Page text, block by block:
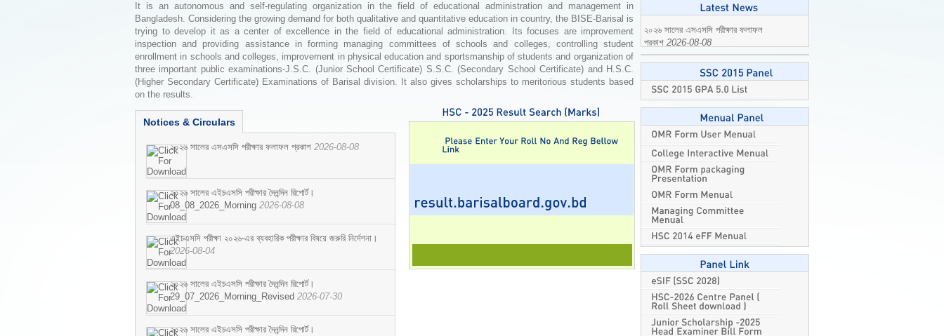
It is an autonomous and self-regulating organization in the field of educational administration and management in
Bangladesh. Considering the growing demand for both qualitative and quantitative education in country, the BISE-Barisal is
trying to develop it as a center of excellence in the field of educational administration. Its focuses are improvement
inspection and providing assistance in forming managing committees of schools and colleges, controlling student
enrollment in schools and colleges, improvement in physical education and sportsmanship of students and organization of
three important public examinations-J.S.C. (Junior School Certificate) S.S.C. (Secondary School Certificate) and H.S.C.
(Higher Secondary Certificate) Examinations of Barisal division. It also gives scholarships to meritorious students based
on the results.
Notices & Circulars
২০২৬ সালের এসএসসি পরীক্ষার ফলাফল প্রকাশ 2026-08-08
২০২৬ সালের এইচএসসি পরীক্ষার দৈনন্দিন রিপোর্ট।
08_08_2026_Morning 2026-08-08
এইচএসসি পরীক্ষা ২০২৬-এর ব্যবহারিক পরীক্ষার বিষয়ে জরুরি নির্দেশনা।
2026-08-04
২০২৬ সালের এইচএসসি পরীক্ষার দৈনন্দিন রিপোর্ট।
29_07_2026_Morning_Revised 2026-07-30
২০২৬ সালের এইচএসসি পরীক্ষার দৈনন্দিন রিপোর্ট।
২০২৬ সালের এসএসসি পরীক্ষার ফলাফল
প্রকাশ2026-08-08